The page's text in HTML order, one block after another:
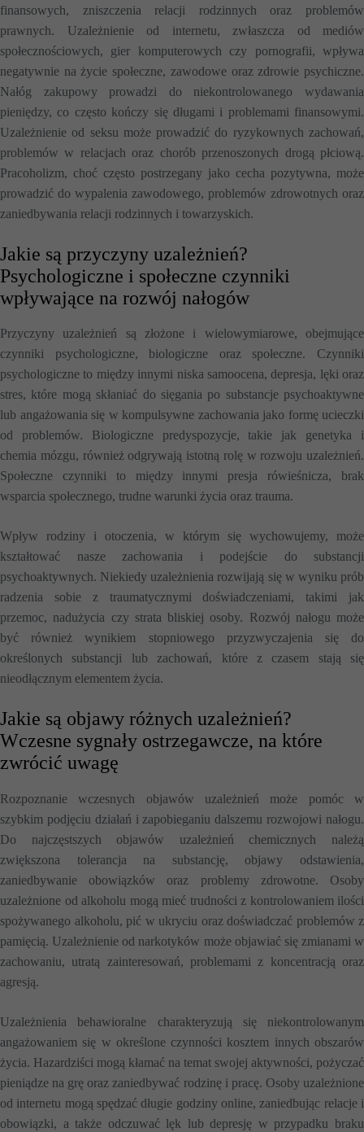
finansowych, zniszczenia relacji rodzinnych oraz problemów
prawnych. Uzależnienie od internetu, zwłaszcza od mediów
społecznościowych, gier komputerowych czy pornografii, wpływa
negatywnie na życie społeczne, zawodowe oraz zdrowie psychiczne.
Nałóg zakupowy prowadzi do niekontrolowanego wydawania
pieniędzy, co często kończy się długami i problemami finansowymi.
Uzależnienie od seksu może prowadzić do ryzykownych zachowań,
problemów w relacjach oraz chorób przenoszonych drogą płciową.
Pracoholizm, choć często postrzegany jako cecha pozytywna, może
prowadzić do wypalenia zawodowego, problemów zdrowotnych oraz
zaniedbywania relacji rodzinnych i towarzyskich.
Jakie są przyczyny uzależnień?
Psychologiczne i społeczne czynniki
wpływające na rozwój nałogów
Przyczyny uzależnień są złożone i wielowymiarowe, obejmujące
czynniki psychologiczne, biologiczne oraz społeczne. Czynniki
psychologiczne to między innymi niska samoocena, depresja, lęki oraz
stres, które mogą skłaniać do sięgania po substancje psychoaktywne
lub angażowania się w kompulsywne zachowania jako formę ucieczki
od problemów. Biologiczne predyspozycje, takie jak genetyka i
chemia mózgu, również odgrywają istotną rolę w rozwoju uzależnień.
Społeczne czynniki to między innymi presja rówieśnicza, brak
wsparcia społecznego, trudne warunki życia oraz trauma.
Wpływ rodziny i otoczenia, w którym się wychowujemy, może
kształtować nasze zachowania i podejście do substancji
psychoaktywnych. Niekiedy uzależnienia rozwijają się w wyniku prób
radzenia sobie z traumatycznymi doświadczeniami, takimi jak
przemoc, nadużycia czy strata bliskiej osoby. Rozwój nałogu może
być również wynikiem stopniowego przyzwyczajenia się do
określonych substancji lub zachowań, które z czasem stają się
nieodłącznym elementem życia.
Jakie są objawy różnych uzależnień?
Wczesne sygnały ostrzegawcze, na które
zwrócić uwagę
Rozpoznanie wczesnych objawów uzależnień może pomóc w
szybkim podjęciu działań i zapobieganiu dalszemu rozwojowi nałogu.
Do najczęstszych objawów uzależnień chemicznych należą
zwiększona tolerancja na substancję, objawy odstawienia,
zaniedbywanie obowiązków oraz problemy zdrowotne. Osoby
uzależnione od alkoholu mogą mieć trudności z kontrolowaniem ilości
spożywanego alkoholu, pić w ukryciu oraz doświadczać problemów z
pamięcią. Uzależnienie od narkotyków może objawiać się zmianami w
zachowaniu, utratą zainteresowań, problemami z koncentracją oraz
agresją.
Uzależnienia behawioralne charakteryzują się niekontrolowanym
angażowaniem się w określone czynności kosztem innych obszarów
życia. Hazardziści mogą kłamać na temat swojej aktywności, pożyczać
pieniądze na grę oraz zaniedbywać rodzinę i pracę. Osoby uzależnione
od internetu mogą spędzać długie godziny online, zaniedbując relacje i
obowiązki, a także odczuwać lęk lub depresję w przypadku braku